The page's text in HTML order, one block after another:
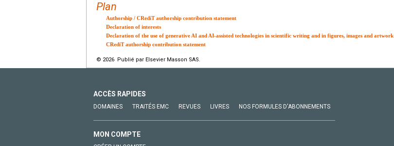
Plan
Authorship / CRediT authorship contribution statement
Declaration of interests
Declaration of the use of generative AI and AI-assisted technologies in scientific writing and in figures, images and artwork
CRediT authorship contribution statement
© 2026 Publié par Elsevier Masson SAS.
ACCÈS RAPIDES
DOMAINES TRAITÉS EMC REVUES LIVRES NOS FORMULES D'ABONNEMENTS
MON COMPTE